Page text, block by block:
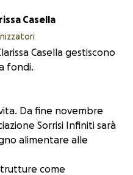
Casella
Casella gestiscono
fondi.
Da fine novembre
Sorrisi Infiniti sarà
alimentare alle
come